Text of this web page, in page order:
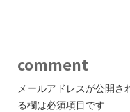
comment
メールアドレスが公開さ
る欄は必須項目です